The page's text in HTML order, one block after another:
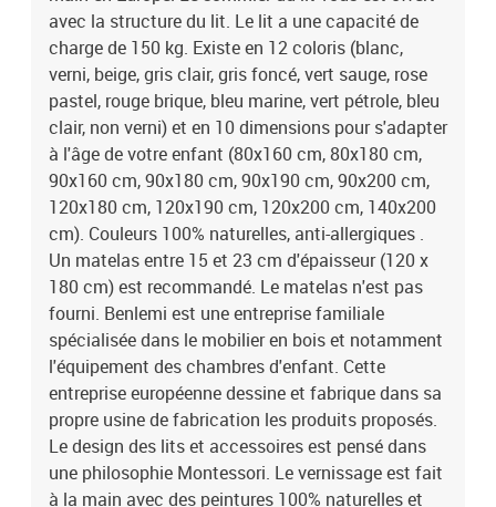
vernissage est fait à la main avec des peintures 100% naturelles et
anti-allergiques. Le bois utilisé est tracé et rigoureusement
sélectionné et la chaîne de fabrication est labellisée PEFC. Produit
à monter soi-même. Un manuel de montage est disponible.
Garanti 5 ans. Dimensions totales du lit : 48 x 89 x 189 cm
(hauteur x largeur x longueur). Des délais de fabrication et de
livraison peuvent intervenir. Couleur : bleu marine.
avec la structure du lit. Le lit a une capacité de
charge de 150 kg. Existe en 12 coloris (blanc,
verni, beige, gris clair, gris foncé, vert sauge, rose
pastel, rouge brique, bleu marine, vert pétrole, bleu
clair, non verni) et en 10 dimensions pour s'adapter
à l'âge de votre enfant (80x160 cm, 80x180 cm,
90x160 cm, 90x180 cm, 90x190 cm, 90x200 cm,
120x180 cm, 120x190 cm, 120x200 cm, 140x200
cm). Couleurs 100% naturelles, anti-allergiques .
Un matelas entre 15 et 23 cm d'épaisseur (120 x
180 cm) est recommandé. Le matelas n'est pas
fourni. Benlemi est une entreprise familiale
spécialisée dans le mobilier en bois et notamment
l'équipement des chambres d'enfant. Cette
entreprise européenne dessine et fabrique dans sa
propre usine de fabrication les produits proposés.
Le design des lits et accessoires est pensé dans
une philosophie Montessori. Le vernissage est fait
à la main avec des peintures 100% naturelles et